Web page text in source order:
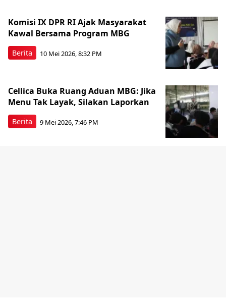
Berita
Komisi IX DPR RI Ajak Masyarakat
Kawal Bersama Program MBG
10 Mei 2026, 8:32 PM
Berita
Cellica Buka Ruang Aduan MBG: Jika
Menu Tak Layak, Silakan Laporkan
9 Mei 2026, 7:46 PM